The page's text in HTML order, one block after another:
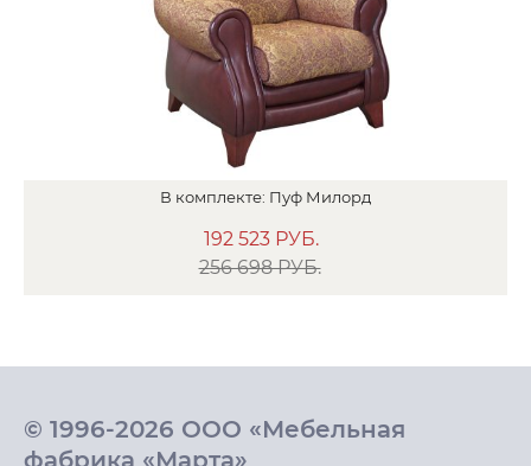
В комплекте: Пуф Милорд
192 523 РУБ.
256 698 РУБ.
© 1996-2026 ООО «Мебельная
фабрика «Марта»